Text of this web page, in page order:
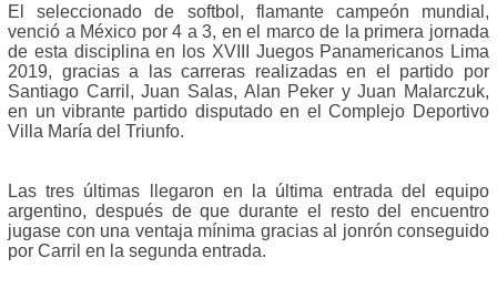
El seleccionado de softbol, flamante campeón mundial,
venció a México por 4 a 3, en el marco de la primera jornada
de esta disciplina en los XVIII Juegos Panamericanos Lima
2019, gracias a las carreras realizadas en el partido por
Santiago Carril, Juan Salas, Alan Peker y Juan Malarczuk,
en un vibrante partido disputado en el Complejo Deportivo
Villa María del Triunfo.
Las tres últimas llegaron en la última entrada del equipo
argentino, después de que durante el resto del encuentro
jugase con una ventaja mínima gracias al jonrón conseguido
por Carril en la segunda entrada.